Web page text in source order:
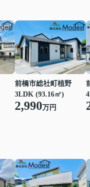
前橋市総社町植野
3LDK (93.16㎡)
2,990万円